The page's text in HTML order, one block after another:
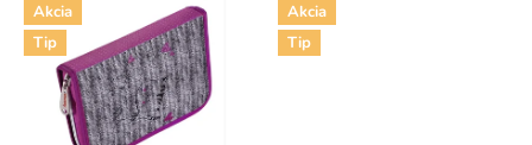
Akcia
Tip
Akcia
Tip